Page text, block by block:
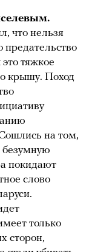
что нельзя
предательство
тяжкое
крышу. Поход
на том,
безумную
покидают
слово
только
сторон,